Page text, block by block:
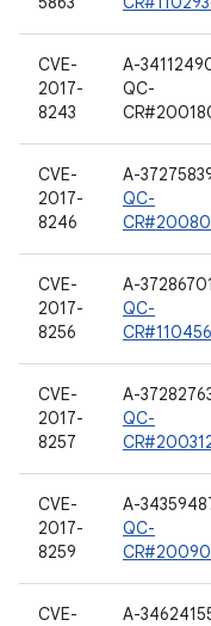
CVE-
2017-
8243
A-
QC-
CVE-
2017-
8246
A-
QC-
CVE-
2017-
8256
A-37286701
QC-
CVE-
2017-
8257
A-
QC-
CVE-
2017-
8259
A-
QC-
CVE-
A-